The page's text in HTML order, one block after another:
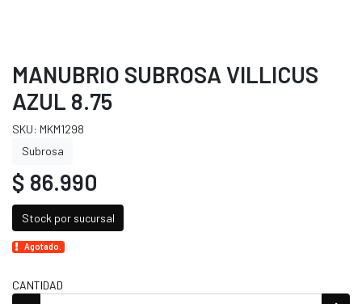
MANUBRIO SUBROSA VILLICUS
AZUL 8.75
SKU: MKM1298
Subrosa
$ 86.990
Stock por sucursal
Agotado.
CANTIDAD